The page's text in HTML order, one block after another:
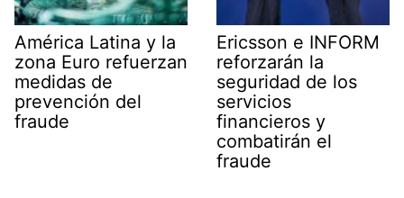
América Latina y la
zona Euro refuerzan
medidas de
prevención del
fraude
Ericsson e INFORM
reforzarán la
seguridad de los
servicios
financieros y
combatirán el
fraude